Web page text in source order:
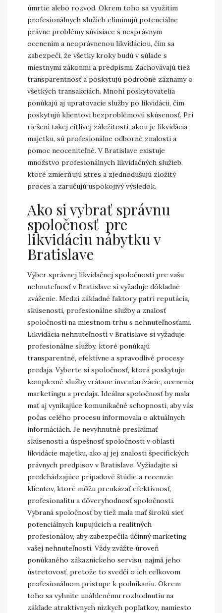
úmrtie alebo rozvod. Okrem toho sa využitím
profesionálnych služieb eliminujú potenciálne
právne problémy súvisiace s nesprávnym
ocenením a neoprávnenou likvidáciou, čím sa
zabezpečí, že všetky kroky budú v súlade s
miestnymi zákonmi a predpismi. Zachovávajú tiež
transparentnosť a poskytujú podrobné záznamy o
všetkých transakciách. Mnohí poskytovatelia
ponúkajú aj upratovacie služby po likvidácii, čím
poskytujú klientovi bezproblémovú skúsenosť. Pri
riešení takej citlivej záležitosti, akou je likvidácia
majetku, sú profesionálne odborné znalosti a
pomoc neoceniteľné. V Bratislave existuje
množstvo profesionálnych likvidačných služieb,
ktoré zmierňujú stres a zjednodušujú zložitý
proces a zaručujú uspokojivý výsledok.
Ako si vybrať správnu
spoločnosť pre
likvidáciu nábytku v
Bratislave
Výber správnej likvidačnej spoločnosti pre vašu
nehnuteľnosť v Bratislave si vyžaduje dôkladné
zváženie. Medzi základné faktory patrí reputácia,
skúsenosti, profesionálne služby a znalosť
spoločnosti na miestnom trhu s nehnuteľnosťami.
Likvidácia nehnuteľností v Bratislave si vyžaduje
profesionálne služby, ktoré ponúkajú
transparentné, efektívne a spravodlivé procesy
predaja. Vyberte si spoločnosť, ktorá poskytuje
komplexné služby vrátane inventarizácie, ocenenia,
marketingu a predaja. Ideálna spoločnosť by mala
mať aj vynikajúce komunikačné schopnosti, aby vás
počas celého procesu informovala o aktuálnych
informáciách. Je nevyhnutné preskúmať
skúsenosti a úspešnosť spoločnosti v oblasti
likvidácie majetku, ako aj jej znalosti špecifických
právnych predpisov v Bratislave. Vyžiadajte si
predchádzajúce prípadové štúdie a recenzie
klientov, ktoré môžu preukázať efektívnosť,
profesionalitu a dôveryhodnosť spoločnosti.
Vybraná spoločnosť by tiež mala mať širokú sieť
potenciálnych kupujúcich a realitných
profesionálov, aby zabezpečila účinný marketing
vašej nehnuteľnosti. Vždy zvážte úroveň
ponúkaného zákazníckeho servisu, najmä jeho
ústretovosť, pretože to svedčí o ich celkovom
profesionálnom prístupe k podnikaniu. Okrem
toho sa vyhnite unáhlenému rozhodnutiu na
základe atraktívnych nízkych poplatkov, namiesto